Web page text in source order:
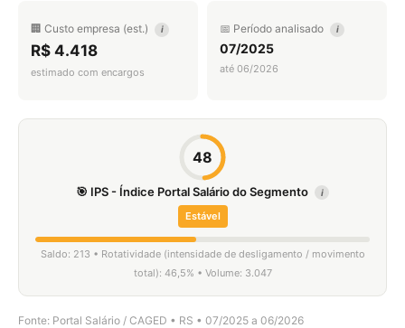
🏢 Custo empresa (est.) i
R$ 4.418
estimado com encargos
📅 Período analisado i
07/2025
até 06/2026
48
🎯 IPS - Índice Portal Salário do Segmento i
Estável
Saldo: 213 • Rotatividade (intensidade de desligamento / movimento
total): 46,5% • Volume: 3.047
Fonte: Portal Salário / CAGED • RS • 07/2025 a 06/2026